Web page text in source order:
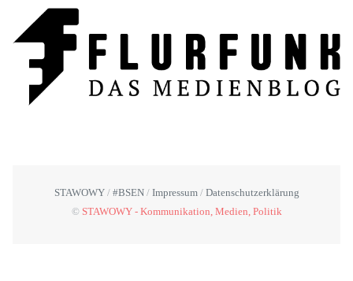
STAWOWY #BSEN Impressum
Datenschutzerklärung
© STAWOWY - Kommunikation, Medien, Politik